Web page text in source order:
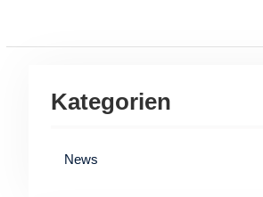
Kategorien
News